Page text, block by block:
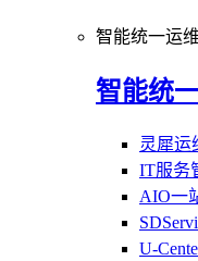
智能统一运维
智能统
灵犀运
IT服务
AIO一
U-